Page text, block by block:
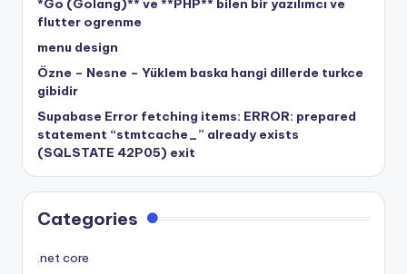
*Go (Golang)** ve **PHP** bilen bir yazılımcı ve
flutter ogrenme
menu design
Özne – Nesne – Yüklem baska hangi dillerde turkce
gibidir
Supabase Error fetching items: ERROR: prepared
statement “stmtcache_” already exists
(SQLSTATE 42P05) exit
Categories
.net core